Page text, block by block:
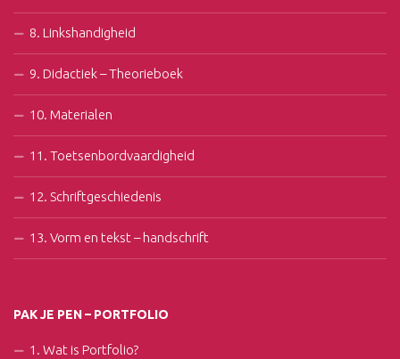
8. Linkshandigheid
9. Didactiek – Theorieboek
10. Materialen
11. Toetsenbordvaardigheid
12. Schriftgeschiedenis
13. Vorm en tekst – handschrift
PAK JE PEN – PORTFOLIO
1. Wat is Portfolio?